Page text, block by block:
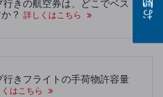
きの航空券は、どこでベス
？ 詳しくはこちら
きフライトの手荷物許容量
はこちら